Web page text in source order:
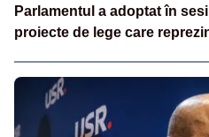
Parlamentul a adoptat în
proiecte de lege care